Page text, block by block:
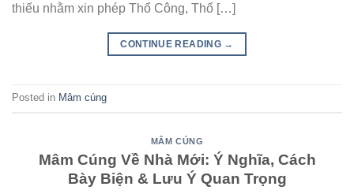
thiếu nhằm xin phép Thổ Công, Thổ […]
CONTINUE READING →
Posted in Mâm cúng
MÂM CÚNG
Mâm Cúng Về Nhà Mới: Ý Nghĩa, Cách
Bày Biện & Lưu Ý Quan Trọng